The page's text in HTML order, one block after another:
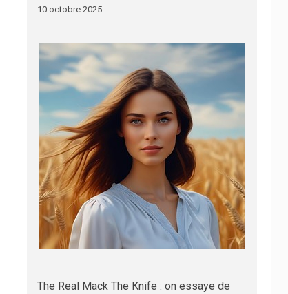
10 octobre 2025
The Real Mack The Knife : on essaye de